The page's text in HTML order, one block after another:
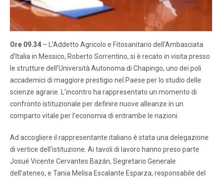
Ore 09.34 – L’Addetto Agricolo e Fitosanitario dell’Ambasciata
d’Italia in Messico, Roberto Sorrentino, si è recato in visita presso
le strutture dell’Università Autonoma di Chapingo, uno dei poli
accademici di maggiore prestigio nel Paese per lo studio delle
scienze agrarie. L’incontro ha rappresentato un momento di
confronto istituzionale per definire nuove alleanze in un
comparto vitale per l’economia di entrambe le nazioni.
Ad accogliere il rappresentante italiano è stata una delegazione
di vertice dell’istituzione. Ai tavoli di lavoro hanno preso parte
Josué Vicente Cervantes Bazán, Segretario Generale
dell’ateneo, e Tania Melisa Escalante Esparza, responsabile del